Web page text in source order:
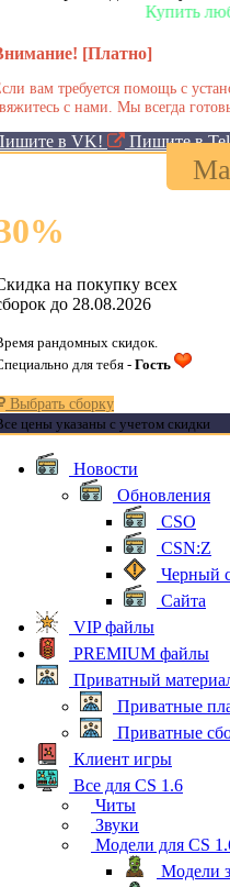
Купить любую
[Платно]
вам требуется помощь с
с нами. Мы всегда
в VK! Пишите в
%
на покупку всех
до 28.08.2026
рандомных скидок.
для тебя - Гость
Выбрать сборку
цены указаны с учетом скидки
Новости
Обновления
CSO
CSN:Z
Черный
Сайта
VIP файлы
PREMIUM файлы
Приватный
Приватные
Приватные
Клиент игры
Все для CS 1.6
Читы
Звуки
Модели для CS
Модели